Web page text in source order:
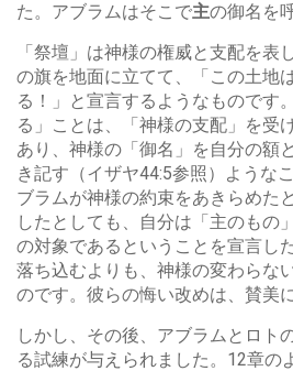
た。アブラムはそこで主の御名を
「祭壇」は神様の権威と支配を表
の旗を地面に立てて、「この土地
る！」と宣言するようなものです
る」ことは、「神様の支配」を受
あり、神様の「御名」を自分の額
き記す（イザヤ44:5参照）ような
ブラムが神様の約束をあきらめた
したとしても、自分は「主のもの
の対象であるということを宣言し
落ち込むよりも、神様の変わらな
のです。彼らの悔い改めは、賛美
しかし、その後、アブラムとロト
る試練が与えられました。12章の